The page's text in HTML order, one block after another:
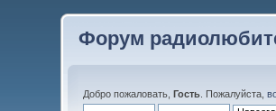
Форум
Добро пожаловать,Гость . Пожалуйста,